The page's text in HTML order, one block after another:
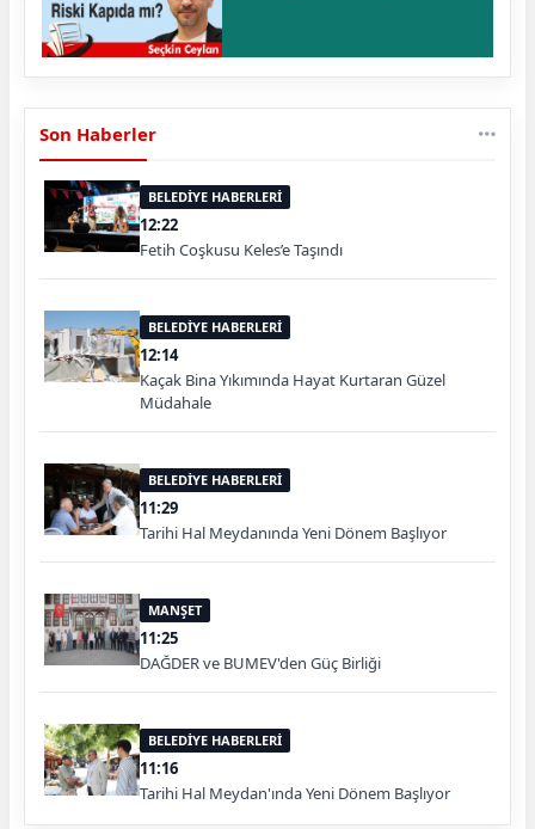
Son Haberler
BELEDİYE HABERLERİ
12:22
Fetih Coşkusu Keles’e Taşındı
BELEDİYE HABERLERİ
12:14
Kaçak Bina Yıkımında Hayat Kurtaran Güzel
Müdahale
BELEDİYE HABERLERİ
11:29
Tarihi Hal Meydanında Yeni Dönem Başlıyor
MANŞET
11:25
DAĞDER ve BUMEV'den Güç Birliği
BELEDİYE HABERLERİ
11:16
Tarihi Hal Meydan'ında Yeni Dönem Başlıyor